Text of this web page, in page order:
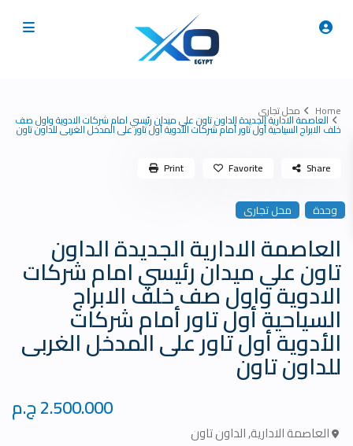
Home محل تجارى
العاصمة الادارية الجديدة الداون تاون علي ميدان رئيسي امام شركات الادوية واول صف
خلف الابراج السياحية أول تاور أمام شركات الأدوية أول تاور على المدخل الغربى للداون تاون
وحدة محل تجارى
العاصمة الادارية الجديدة الداون
تاون علي ميدان رئيسي امام شركات
الادوية واول صف خلف الابراج
السياحية أول تاور أمام شركات
الأدوية أول تاور على المدخل الغربى
للداون تاون
2.500.000 ج.م
العاصمة الادارية,الداون تاون
Share
Favorite
Print